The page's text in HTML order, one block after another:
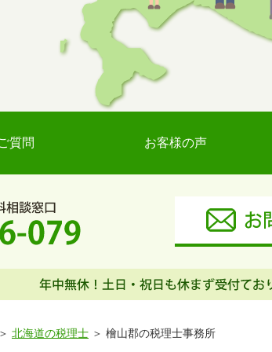
質問 お客様の声
北海道の税理士 檜山郡の税理士事務所